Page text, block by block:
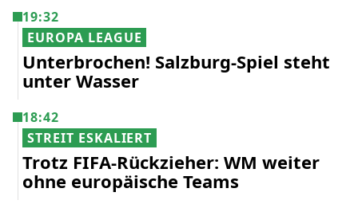
19:32
EUROPA LEAGUE
Unterbrochen! Salzburg-Spiel steht
unter Wasser
18:42
STREIT ESKALIERT
Trotz FIFA-Rückzieher: WM weiter
ohne europäische Teams